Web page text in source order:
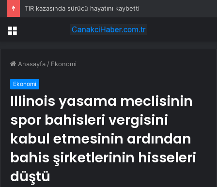
TIR kazasında sürücü hayatını kaybetti
Menü
Anasayfa / Ekonomi
Ekonomi
Illinois yasama meclisinin
spor bahisleri vergisini
kabul etmesinin ardından
bahis şirketlerinin hisseleri
düştü